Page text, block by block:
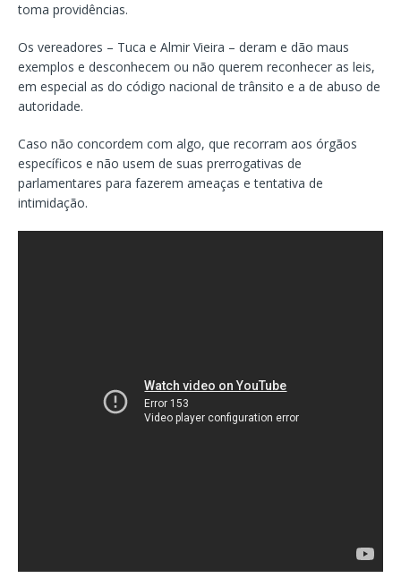
toma providências.
Os vereadores – Tuca e Almir Vieira – deram e dão maus
exemplos e desconhecem ou não querem reconhecer as leis,
em especial as do código nacional de trânsito e a de abuso de
autoridade.
Caso não concordem com algo, que recorram aos órgãos
específicos e não usem de suas prerrogativas de
parlamentares para fazerem ameaças e tentativa de
intimidação.